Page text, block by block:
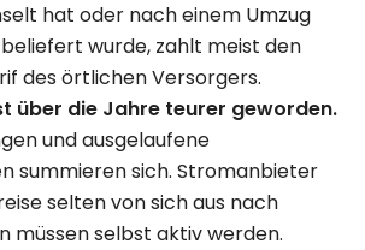
hat oder nach einem Umzug
wurde, zahlt meist den
des örtlichen Versorgers.
über die Jahre teurer geworden.
und ausgelaufene
summieren sich. Stromanbieter
selten von sich aus nach
müssen selbst aktiv werden.